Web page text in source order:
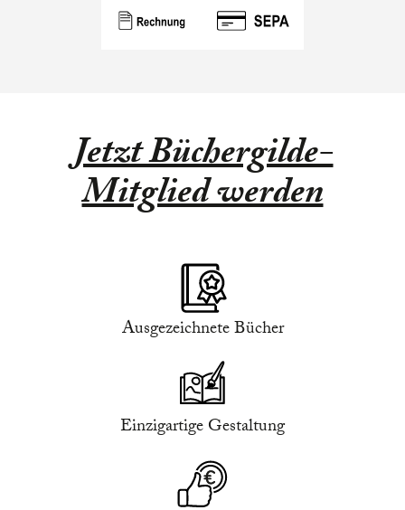
Jetzt Büchergilde-
Mitglied werden
Ausgezeichnete Bücher
Einzigartige Gestaltung